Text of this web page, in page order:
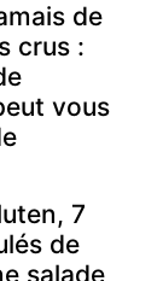
de
crus :
vous
7
de
salade